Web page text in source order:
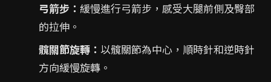
弓箭步： 緩慢進行弓箭步，感受大腿前側及臀部
的拉伸。
髖關節旋轉： 以髖關節為中心，順時針和逆時針
方向緩慢旋轉。